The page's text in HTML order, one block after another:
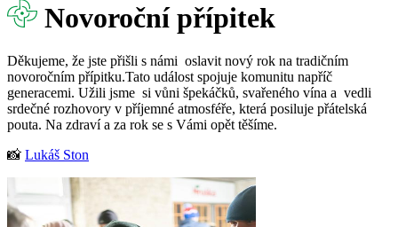
Novoroční přípitek
Děkujeme, že jste přišli s námi oslavit nový rok na tradičním
novoročním přípitku.Tato událost spojuje komunitu napříč
generacemi. Užili jsme si vůni špekáčků, svařeného vína a vedli
srdečné rozhovory v příjemné atmosféře, která posiluje přátelská
pouta. Na zdraví a za rok se s Vámi opět těšíme.
📸 Lukáš Ston